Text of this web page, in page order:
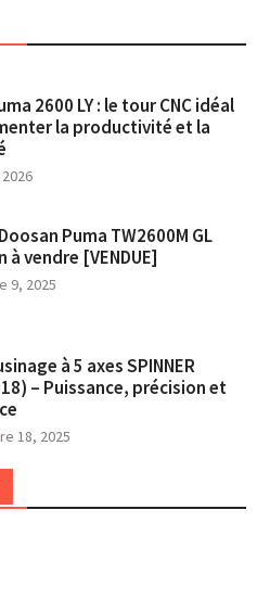
2600 LY : le tour CNC idéal
la productivité et la
Puma TW2600M GL
à vendre [VENDUE]
9, 2025
à 5 axes SPINNER
– Puissance, précision et
18, 2025